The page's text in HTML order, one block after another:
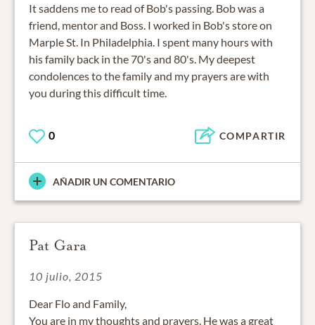
It saddens me to read of Bob's passing. Bob was a
friend, mentor and Boss. I worked in Bob's store on
Marple St. In Philadelphia. I spent many hours with
his family back in the 70's and 80's. My deepest
condolences to the family and my prayers are with
you during this difficult time.
0 COMPARTIR
AÑADIR UN COMENTARIO
Pat Gara
10 julio, 2015
Dear Flo and Family,
You are in my thoughts and prayers. He was a great